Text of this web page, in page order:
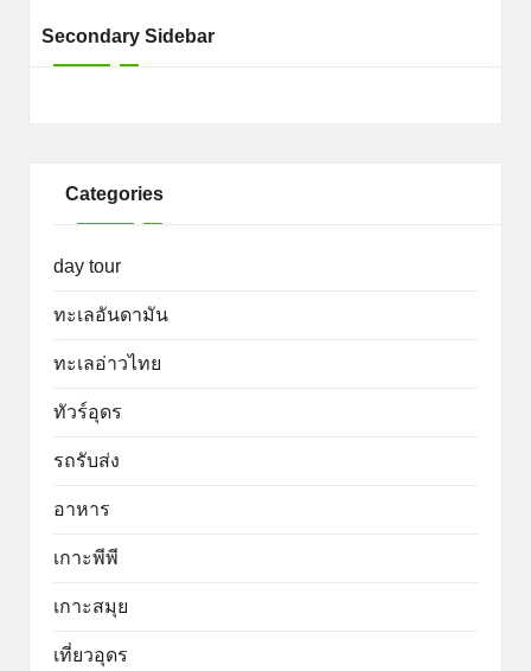
Secondary Sidebar
Categories
day tour
ทะเลอันดามัน
ทะเลอ่าวไทย
ทัวร์อุดร
รถรับส่ง
อาหาร
เกาะพีพี
เกาะสมุย
เที่ยวอุดร